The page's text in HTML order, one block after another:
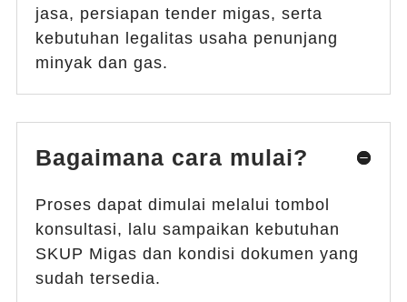
jasa, persiapan tender migas, serta
kebutuhan legalitas usaha penunjang
minyak dan gas.
Bagaimana cara mulai?
Proses dapat dimulai melalui tombol
konsultasi, lalu sampaikan kebutuhan
SKUP Migas dan kondisi dokumen yang
sudah tersedia.